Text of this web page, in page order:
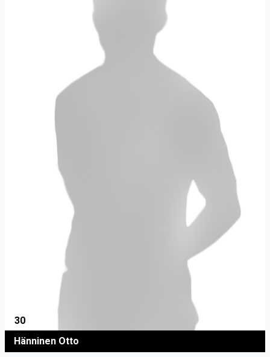
30
Hänninen Otto